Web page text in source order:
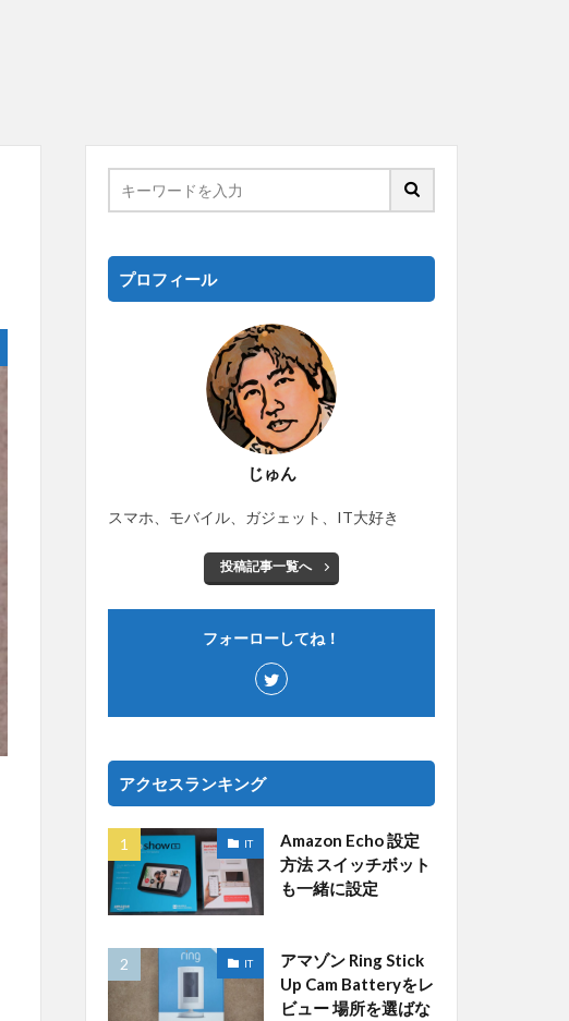
プロフィール
じゅん
スマホ、モバイル、ガジェット、IT大好き
投稿記事一覧へ
フォーローしてね！
アクセスランキング
IT
Amazon Echo 設定
方法 スイッチボット
も一緒に設定
IT
アマゾン Ring Stick
Up Cam Batteryをレ
ビュー 場所を選ばな